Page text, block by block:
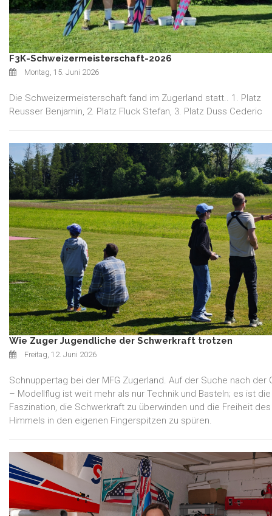
F3K-Schweizermeisterschaft-2026
Montag, 15. Juni 2026
Die Schweizermeisterschaft fand im Zugerland statt.. 1. Platz
Reusser Benjamin, 2. Platz Fluck Stefan, 3. Platz Duss Cederic
Wie Zuger Jugendliche der Schwerkraft trotzen
Freitag, 12. Juni 2026
Schnuppertag bei der MFG Zugerland. Auf der Suche nach der
– Modellflug ist weit mehr als nur Technik und Basteln; es ist die
Faszination, die Schwerkraft zu überwinden und die Freiheit des
Himmels in den eigenen Fingerspitzen zu spüren.